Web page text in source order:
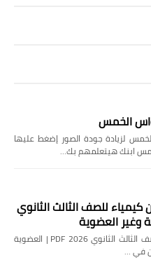
الخمس
لزيادة جودة الصور إضغط عليها
ابنك هيتعلمهم بك…
كيمياء للصف الثالث الثانوي
📘 تحميل كتاب الامتحان في الكيمياء للصف الثالث الثانوي 2026 PDF | العضوية
في …